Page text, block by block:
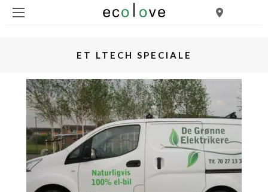
ET LTECH SPECIALE